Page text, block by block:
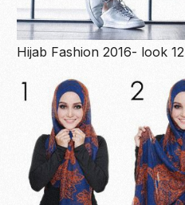
Hijab Fashion 2016- look 12